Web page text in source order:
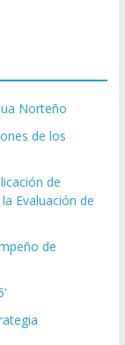
Norteño
de los
de
Evaluación de
de